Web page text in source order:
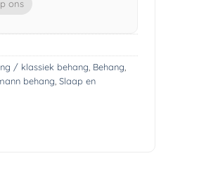
ons
/ klassiek behang Behang
behang Slaap en